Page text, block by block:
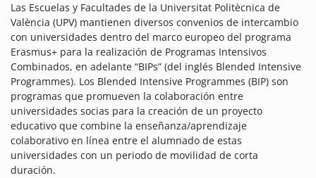
Las Escuelas y Facultades de la Universitat Politècnica de
València (UPV) mantienen diversos convenios de intercambio
con universidades dentro del marco europeo del programa
Erasmus+ para la realización de Programas Intensivos
Combinados, en adelante “BIPs” (del inglés Blended Intensive
Programmes). Los Blended Intensive Programmes (BIP) son
programas que promueven la colaboración entre
universidades socias para la creación de un proyecto
educativo que combine la enseñanza/aprendizaje
colaborativo en línea entre el alumnado de estas
universidades con un periodo de movilidad de corta
duración.